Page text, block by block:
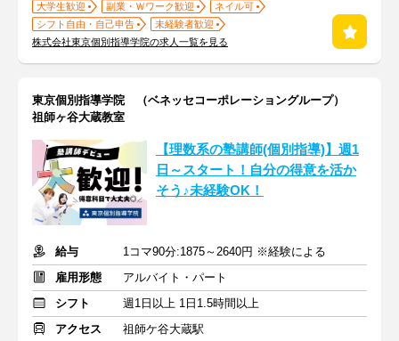
大学生歓迎 副業・Ｗワーク歓迎
ネイル可
シフト自由・自己申告
未経験者歓迎
株式会社東京個別指導学院の求人一覧を見る
東京個別指導学院 （ベネッセコーポレーショングループ）
祖師ヶ谷大蔵教室
【理数系の塾講師(個別指導)】週1
日～スタート！自分の得意を活か
そう♪未経験OK！
給与
1コマ90分:1875～2640円 ※経験による
雇用形態
アルバイト・パート
シフト
週1日以上 1日1.5時間以上
アクセス
祖師ケ谷大蔵駅